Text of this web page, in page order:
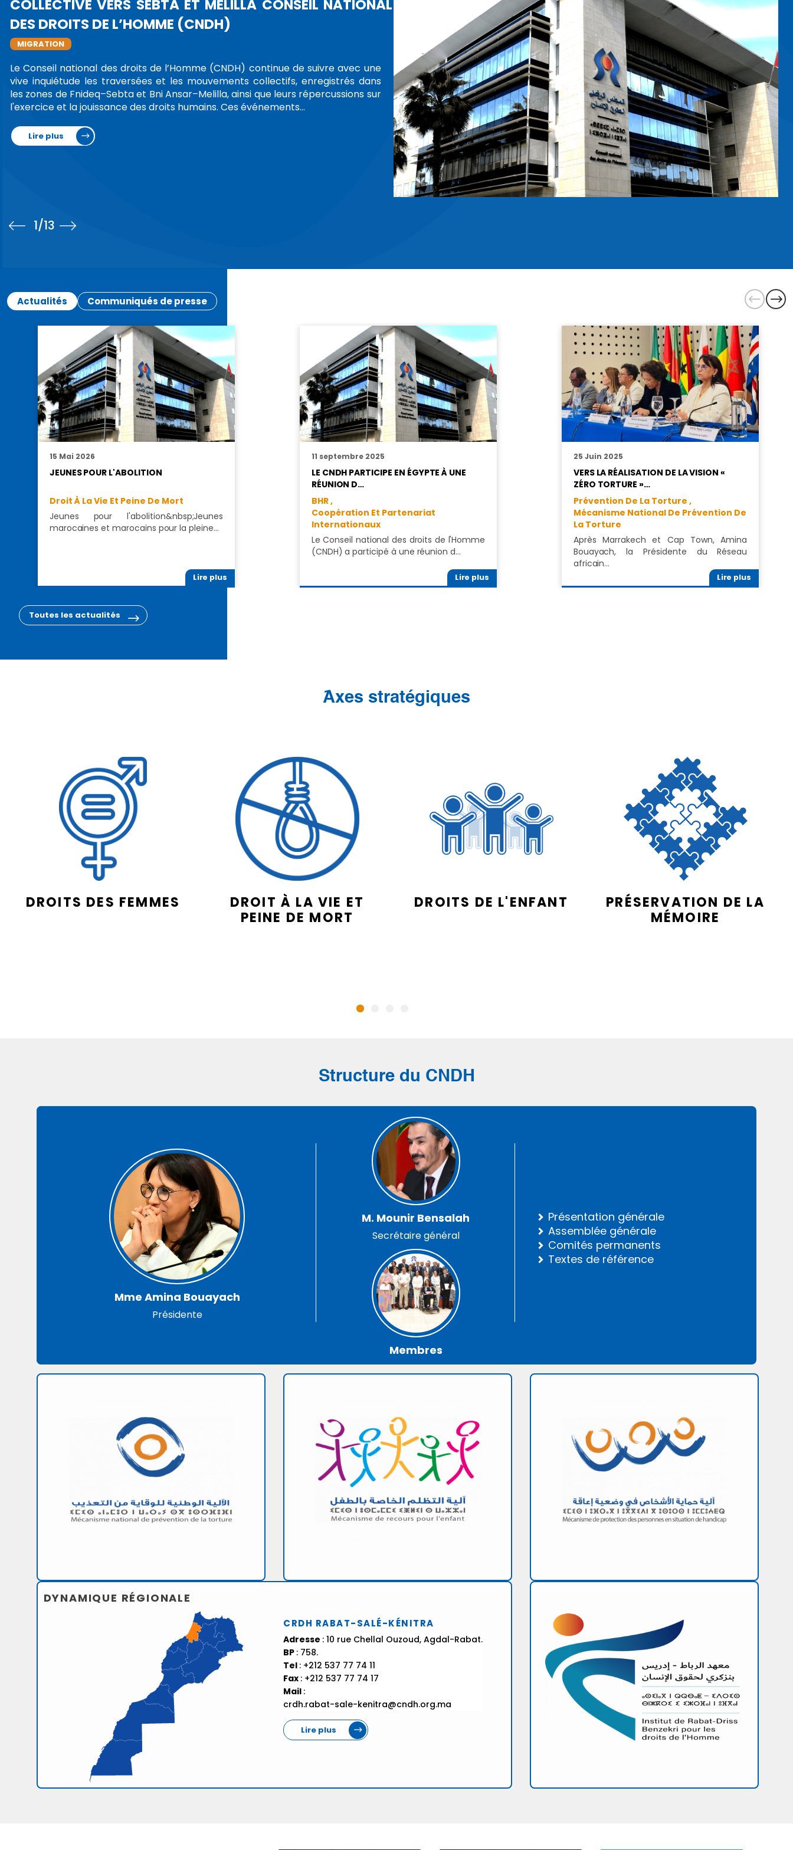
EXPÉRIENCE AVEC SON ENVIRONNEMENT AFRICAIN, LE
CNDH REÇOIT LA COMMISSION NATIONALE
INDÉPENDANTE DES DROITS DE L'HOMME DE LA
RÉPUBLIQUE DU BURUNDI
RÉCEPTION DES DÉLÉGATIONS
Le Conseil national des droits de l'Homme (CNDH), accueille, du 8 au 14 octobre
2025, une délégation de haut niveau de la Commission nationale indépendante
des droits de l'Homme de la République du Burundi, conduite par son président,
M. Martin Blaise Niyaboho. La délégation burundaise est composée…
1/13
Actualités Communiqués de presse
15 Mai 2026
JEUNES POUR L'ABOLITION
Droit À La Vie Et Peine De Mort
Jeunes pour l'abolition&nbsp;Jeunes
marocaines et marocains pour la pleine…
Lire plus
11 septembre 2025
LE CNDH PARTICIPE EN ÉGYPTE À UNE
RÉUNION D…
BHR ,
Coopération Et Partenariat
Internationaux
Le Conseil national des droits de l'Homme
(CNDH) a participé à une réunion d…
Lire plus
25 Juin 2025
VERS LA RÉALISATION DE LA VISION «
ZÉRO TORTURE »…
Prévention De La Torture ,
Mécanisme National De Prévention De
La Torture
Après Marrakech et Cap Town, Amina
Bouayach, la Présidente du Réseau
africain…
Lire plus
Toutes les actualités
َAxes stratégiques
DROITS DES FEMMES
DROIT À LA VIE ET
PEINE DE MORT
DROITS DE L'ENFANT
PRÉSERVATION DE LA
MÉMOIRE
Structure du CNDH
Mme Amina Bouayach
Présidente
M. Mounir Bensalah
Secrétaire général
Membres
Présentation générale
Assemblée générale
Comités permanents
Textes de référence
DYNAMIQUE RÉGIONALE
CRDH RABAT-SALÉ-KÉNITRA
Adresse : 10 rue Chellal Ouzoud, Agdal-Rabat.
BP : 758.
Tel : +212 537 77 74 11
Fax : +212 537 77 74 17
Mail :
crdh.rabat-sale-kenitra@cndh.org.ma
Lire plus